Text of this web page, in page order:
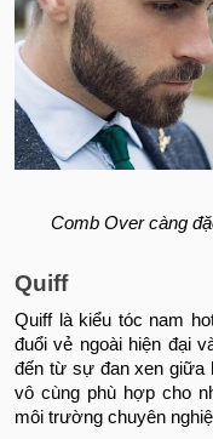
Comb Over càng
Quiff
Quiff là kiểu tóc nam
đuổi vẻ ngoài hiện đại
đến từ sự đan xen giữa
vô cùng phù hợp cho
môi trường chuyên